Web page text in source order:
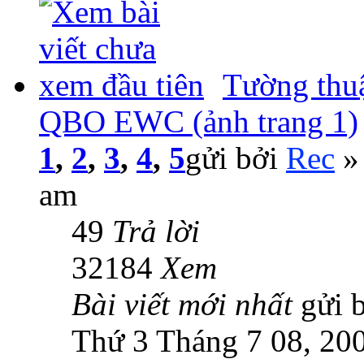
Tường
QBO EWC (ảnh trang 1)
1, 2, 3, 4, 5gửi bởi Rec
am
49 Trả lời
32184Xem
Bài viết mới nhất gửi
Thứ 3 Tháng 7 08,